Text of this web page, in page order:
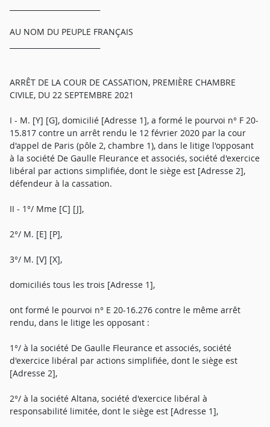
AU NOM DU PEUPLE FRANÇAIS
ARRÊT DE LA COUR DE CASSATION, PREMIÈRE CHAMBRE
CIVILE, DU 22 SEPTEMBRE 2021
I - M. [Y] [G], domicilié [Adresse 1], a formé le pourvoi n° F 20-
15.817 contre un arrêt rendu le 12 février 2020 par la cour
d'appel de Paris (pôle 2, chambre 1), dans le litige l'opposant
à la société De Gaulle Fleurance et associés, société d'exercice
libéral par actions simplifiée, dont le siège est [Adresse 2],
défendeur à la cassation.
II - 1°/ Mme [C] [J],
2°/ M. [E] [P],
3°/ M. [V] [X],
domiciliés tous les trois [Adresse 1],
ont formé le pourvoi n° E 20-16.276 contre le même arrêt
rendu, dans le litige les opposant :
1°/ à la société De Gaulle Fleurance et associés, société
d'exercice libéral par actions simplifiée, dont le siège est
[Adresse 2],
2°/ à la société Altana, société d'exercice libéral à
responsabilité limitée, dont le siège est [Adresse 1],